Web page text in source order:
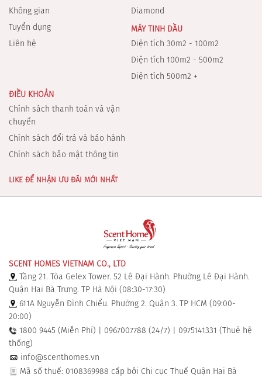
Không gian
Tuyển dụng
Liên hệ
Diamond
MÁY TINH DẦU
Diện tích 30m2 - 100m2
Diện tích 100m2 - 500m2
Diện tích 500m2 +
ĐIỀU KHOẢN
Chính sách thanh toán và vận
chuyển
Chính sách đổi trả và bảo hành
Chính sách bảo mật thông tin
LIKE ĐỂ NHẬN ƯU ĐÃI MỚI NHẤT
SCENT HOMES VIETNAM CO., LTD
Tầng 21. Tòa Gelex Tower. 52 Lê Đại Hành. Phường Lê Đại Hành.
Quận Hai Bà Trưng. TP Hà Nội (08:30-17:30)
611A Nguyễn Đình Chiểu. Phường 2. Quận 3. TP HCM (09:00-
20:00)
1800 9445 (Miễn Phí) | 0967007788 (24/7) | 0975141331 (Thuê hệ
thống)
info@scenthomes.vn
Mã số thuế: 0108369988 cấp bởi Chi cục Thuế Quận Hai Bà